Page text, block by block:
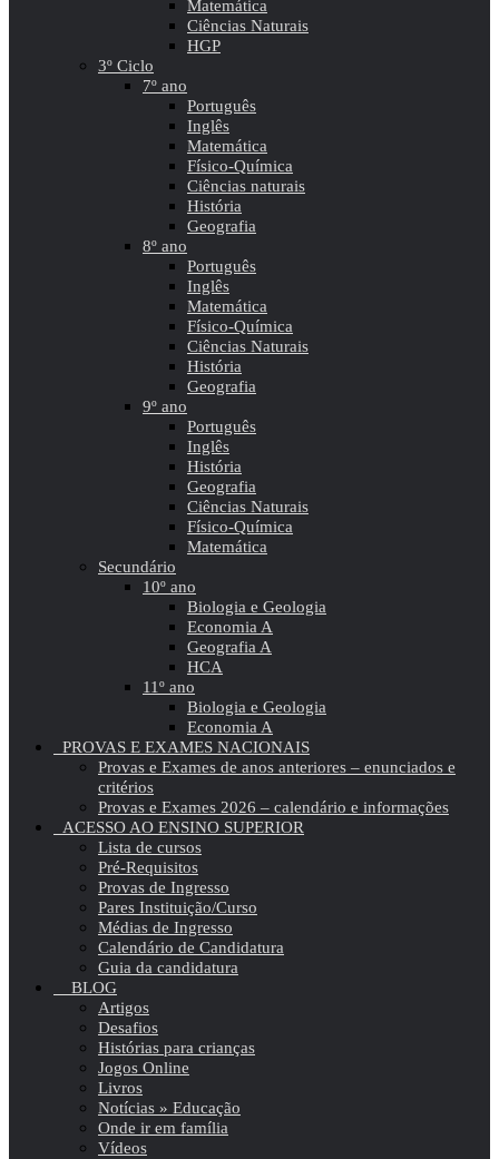
Matemática
Ciências Naturais
HGP
3º Ciclo
7º ano
Português
Inglês
Matemática
Físico-Química
Ciências naturais
História
Geografia
8º ano
Português
Inglês
Matemática
Físico-Química
Ciências Naturais
História
Geografia
9º ano
Português
Inglês
História
Geografia
Ciências Naturais
Físico-Química
Matemática
Secundário
10º ano
Biologia e Geologia
Economia A
Geografia A
HCA
11º ano
Biologia e Geologia
Economia A
PROVAS E EXAMES NACIONAIS
Provas e Exames de anos anteriores – enunciados e
critérios
Provas e Exames 2026 – calendário e informações
ACESSO AO ENSINO SUPERIOR
Lista de cursos
Pré-Requisitos
Provas de Ingresso
Pares Instituição/Curso
Médias de Ingresso
Calendário de Candidatura
Guia da candidatura
BLOG
Artigos
Desafios
Histórias para crianças
Jogos Online
Livros
Notícias » Educação
Onde ir em família
Vídeos